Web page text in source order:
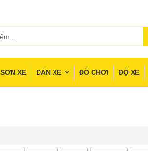
SƠN XE DÁN XE ĐỒ CHƠI ĐỘ XE